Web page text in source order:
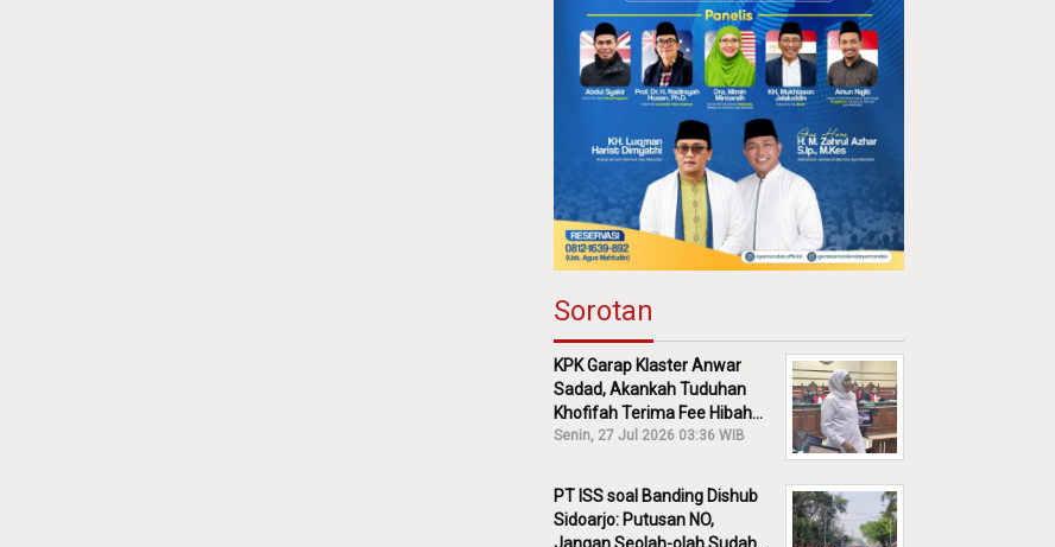
Sorotan
KPK Garap Klaster Anwar
Sadad, Akankah Tuduhan
Khofifah Terima Fee Hibah
30% Diusut?
Senin, 27 Jul 2026 03:36 WIB
PT ISS soal Banding Dishub
Sidoarjo: Putusan NO,